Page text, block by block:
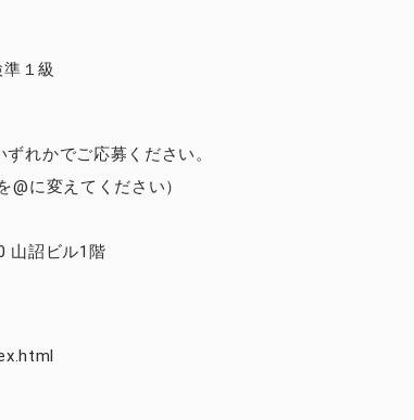
１級
れかでご応募ください。
に変えてください）
山詔ビル1階